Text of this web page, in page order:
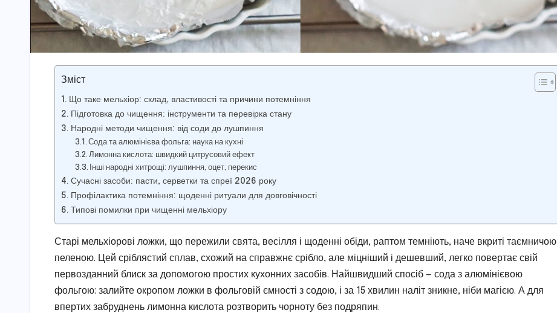
Зміст
Що таке мельхіор: склад, властивості та причини потемніння
Підготовка до чищення: інструменти та перевірка стану
Народні методи чищення: від соди до лушпиння
Сода та алюмінієва фольга: наука на кухні
Лимонна кислота: швидкий цитрусовий ефект
Інші народні хитрощі: лушпиння, оцет, перекис
Сучасні засоби: пасти, серветки та спреї 2026 року
Профілактика потемніння: щоденні ритуали для довговічності
Типові помилки при чищенні мельхіору
Старі мельхіорові ложки, що пережили свята, весілля і щоденні обіди, раптом темніють, наче вкриті таємничою
пеленою. Цей сріблястий сплав, схожий на справжнє срібло, але міцніший і дешевший, легко повертає свій
первозданний блиск за допомогою простих кухонних засобів. Найшвидший спосіб — сода з алюмінієвою
фольгою: залийте окропом ложки в фольговій ємності з содою, і за 15 хвилин наліт зникне, ніби магією. А для
впертих забруднень лимонна кислота розтворить чорноту без подряпин.